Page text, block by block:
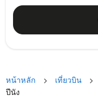
หน้าหลัก เที่ยวบิน
ปีนัง